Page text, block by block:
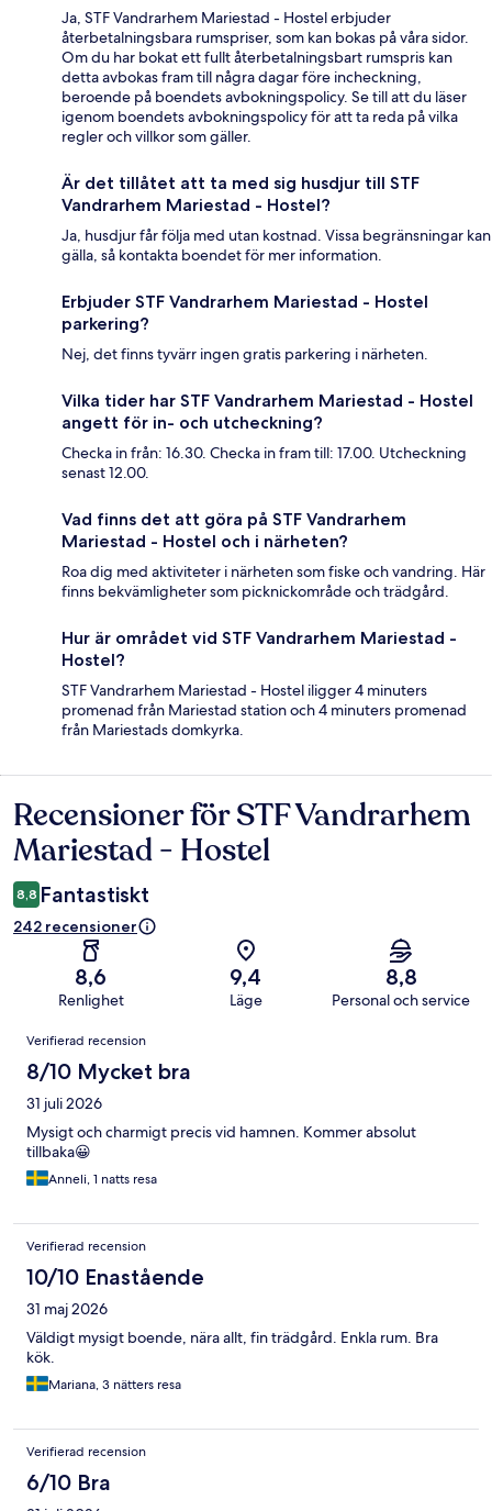
Ja, STF Vandrarhem Mariestad - Hostel erbjuder
återbetalningsbara rumspriser, som kan bokas på våra sidor.
Om du har bokat ett fullt återbetalningsbart rumspris kan
detta avbokas fram till några dagar före incheckning,
beroende på boendets avbokningspolicy. Se till att du läser
igenom boendets avbokningspolicy för att ta reda på vilka
regler och villkor som gäller.
Är det tillåtet att ta med sig husdjur till STF
Vandrarhem Mariestad - Hostel?
Ja, husdjur får följa med utan kostnad. Vissa begränsningar kan
gälla, så kontakta boendet för mer information.
Erbjuder STF Vandrarhem Mariestad - Hostel
parkering?
Nej, det finns tyvärr ingen gratis parkering i närheten.
Vilka tider har STF Vandrarhem Mariestad - Hostel
angett för in- och utcheckning?
Checka in från: 16.30. Checka in fram till: 17.00. Utcheckning
senast 12.00.
Vad finns det att göra på STF Vandrarhem
Mariestad - Hostel och i närheten?
Roa dig med aktiviteter i närheten som fiske och vandring. Här
finns bekvämligheter som picknickområde och trädgård.
Hur är området vid STF Vandrarhem Mariestad -
Hostel?
STF Vandrarhem Mariestad - Hostel iligger 4 minuters
promenad från Mariestad station och 4 minuters promenad
från Mariestads domkyrka.
Recensioner
Recensioner för STF Vandrarhem
Mariestad - Hostel
8,8 Fantastiskt
242 recensioner
8,6
Renlighet
9,4
Läge
8,8
Personal och service
Recensioner
Verifierad recension
8/10 Mycket bra
31 juli 2026
Mysigt och charmigt precis vid hamnen. Kommer absolut
tillbaka😀
Anneli, 1 natts resa
Verifierad recension
10/10 Enastående
31 maj 2026
Väldigt mysigt boende, nära allt, fin trädgård. Enkla rum. Bra
kök.
Mariana, 3 nätters resa
Verifierad recension
6/10 Bra